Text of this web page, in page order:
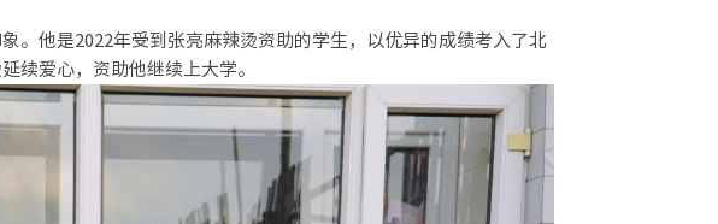
他是2022年受到张亮麻辣烫资助的学生，以优异的成绩考入了北
续爱心，资助他继续上大学。